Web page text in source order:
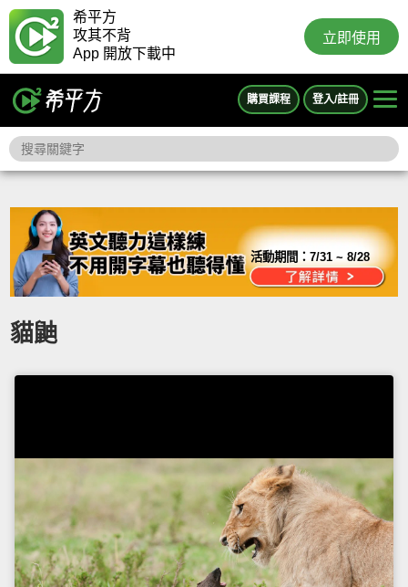
希平方
攻其不背
App 開放下載中
立即使用
購買課程 登入/註冊
活動期間：7/31 ~ 8/28
貓鼬